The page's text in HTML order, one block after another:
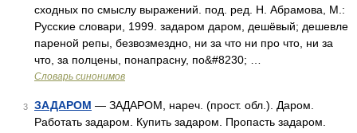
сходных по смыслу выражений. под. ред. Н. Абрамова, М.:
Русские словари, 1999. задаром даром, дешёвый; дешевле
пареной репы, безвозмездно, ни за что ни про что, ни за
что, за полцены, понапрасну, по&#8230; …
Словарь синонимов
3 ЗАДАРОМ — ЗАДАРОМ, нареч. (прост. обл.). Даром.
Работать задаром. Купить задаром. Пропасть задаром.